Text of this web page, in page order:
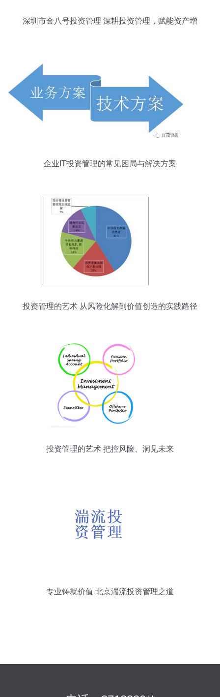
深圳市金八号投资管理 深耕投资管理，赋能资产增
企业IT投资管理的常见困局与解决方案
投资管理的艺术 从风险化解到价值创造的实践路径
投资管理的艺术 把控风险、洞见未来
专业铸就价值 北京湍流投资管理之道